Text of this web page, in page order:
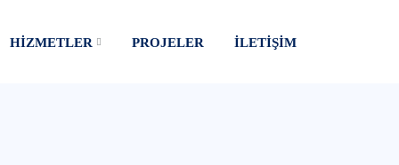
HIZMETLER PROJELER İLETIŞIM